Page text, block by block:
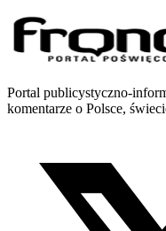
Portal publicystyczno-
komentarze o Polsce,